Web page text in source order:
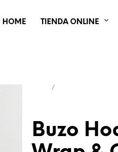
TIENDA ONLINE
HOME
/
Buzo